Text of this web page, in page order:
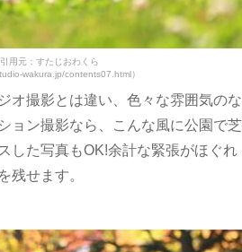
用元：すたじおわくら
wakura.jp/contents07.html）
オ撮影とは違い、色々な雰囲気のな
ョン撮影なら、こんな風に公園で芝
した写真もOK!余計な緊張がほぐれ
残せます。